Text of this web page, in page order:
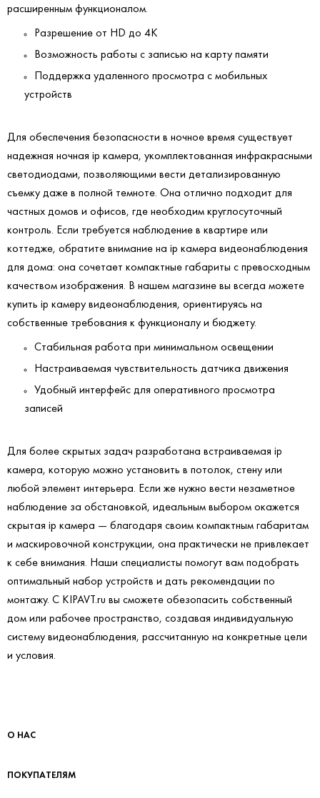
расширенным функционалом.
Разрешение от HD до 4K
Возможность работы с записью на карту памяти
Поддержка удаленного просмотра с мобильных
устройств
Для обеспечения безопасности в ночное время существует
надежная ночная ip камера, укомплектованная инфракрасными
светодиодами, позволяющими вести детализированную
съемку даже в полной темноте. Она отлично подходит для
частных домов и офисов, где необходим круглосуточный
контроль. Если требуется наблюдение в квартире или
коттедже, обратите внимание на ip камера видеонаблюдения
для дома: она сочетает компактные габариты с превосходным
качеством изображения. В нашем магазине вы всегда можете
купить ip камеру видеонаблюдения, ориентируясь на
собственные требования к функционалу и бюджету.
Стабильная работа при минимальном освещении
Настраиваемая чувствительность датчика движения
Удобный интерфейс для оперативного просмотра
записей
Для более скрытых задач разработана встраиваемая ip
камера, которую можно установить в потолок, стену или
любой элемент интерьера. Если же нужно вести незаметное
наблюдение за обстановкой, идеальным выбором окажется
скрытая ip камера — благодаря своим компактным габаритам
и маскировочной конструкции, она практически не привлекает
к себе внимания. Наши специалисты помогут вам подобрать
оптимальный набор устройств и дать рекомендации по
монтажу. С KIPAVT.ru вы сможете обезопасить собственный
дом или рабочее пространство, создавая индивидуальную
систему видеонаблюдения, рассчитанную на конкретные цели
и условия.
О НАС
ПОКУПАТЕЛЯМ